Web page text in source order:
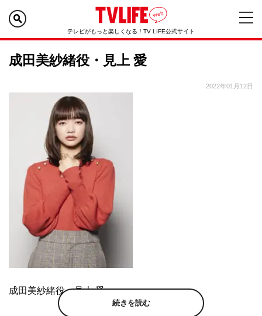
テレビがもっと楽しくなる！TV LIFE公式サイト
成田美紗緒役・見上 愛
2022年01月12日
成田美紗緒役・見上 愛
続きを読む